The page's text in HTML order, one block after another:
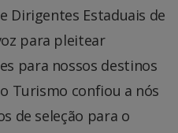
Dirigentes Estaduais de
para pleitear
para nossos destinos
Turismo confiou a nós
de seleção para o